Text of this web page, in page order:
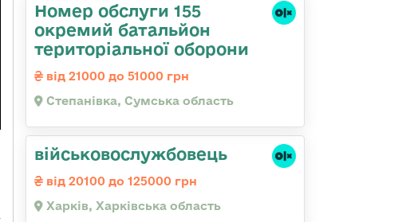
Номер обслуги 155
окремий батальйон
територіальної оборони
від 21000 до 51000 грн
Степанівка, Сумська область
військовослужбовець
від 20100 до 125000 грн
Харків, Харківська область